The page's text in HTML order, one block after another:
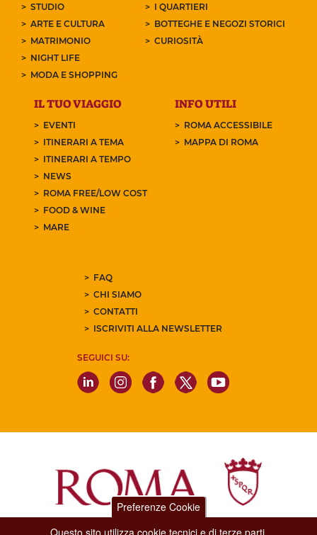
STUDIO
ARTE E CULTURA
MATRIMONIO
NIGHT LIFE
MODA E SHOPPING
I QUARTIERI
BOTTEGHE E NEGOZI STORICI
CURIOSITÀ
IL TUO VIAGGIO
EVENTI
ITINERARI A TEMA
ITINERARI A TEMPO
NEWS
ROMA FREE/LOW COST
FOOD & WINE
MARE
INFO UTILI
ROMA ACCESSIBILE
MAPPA DI ROMA
FAQ
CHI SIAMO
CONTATTI
ISCRIVITI ALLA NEWSLETTER
SEGUICI SU:
Preferenze Cookie
Questo sito utilizza cookie tecnici e di terze parti.